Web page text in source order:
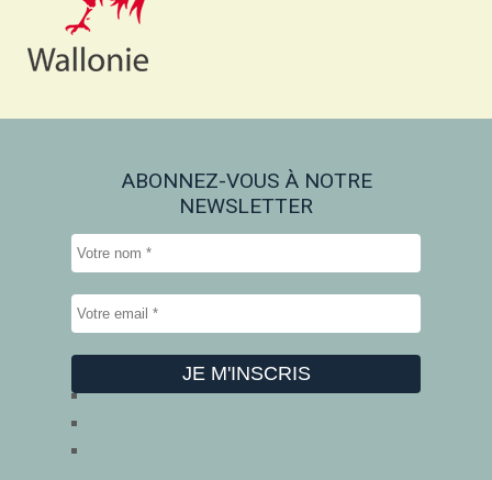
ABONNEZ-VOUS À NOTRE
NEWSLETTER